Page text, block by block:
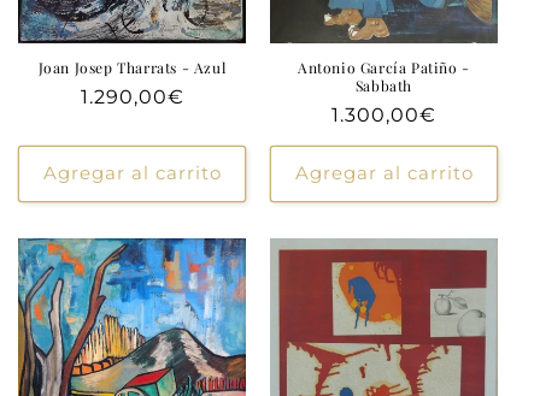
Joan Josep Tharrats - Azul
Precio
1.290,00€
Agregar al carrito
Antonio García Patiño -
Sabbath
Precio
habitual
1.300,00€
Agregar al carrito